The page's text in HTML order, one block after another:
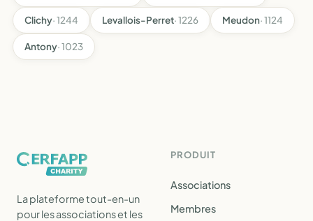
Clichy· 1244 Levallois-Perret· 1226 Meudon· 1124
Antony· 1023
La plateforme tout-en-un
pour les associations et les
PRODUIT
Associations
Membres